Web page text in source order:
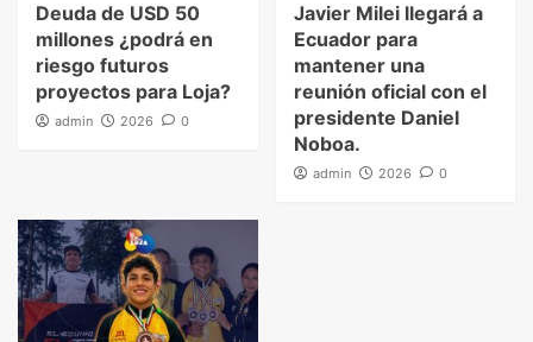
Deuda de USD 50
millones ¿podrá en
riesgo futuros
proyectos para Loja?
admin 2026 0
Javier Milei llegará a
Ecuador para
mantener una
reunión oficial con el
presidente Daniel
Noboa.
admin 2026 0